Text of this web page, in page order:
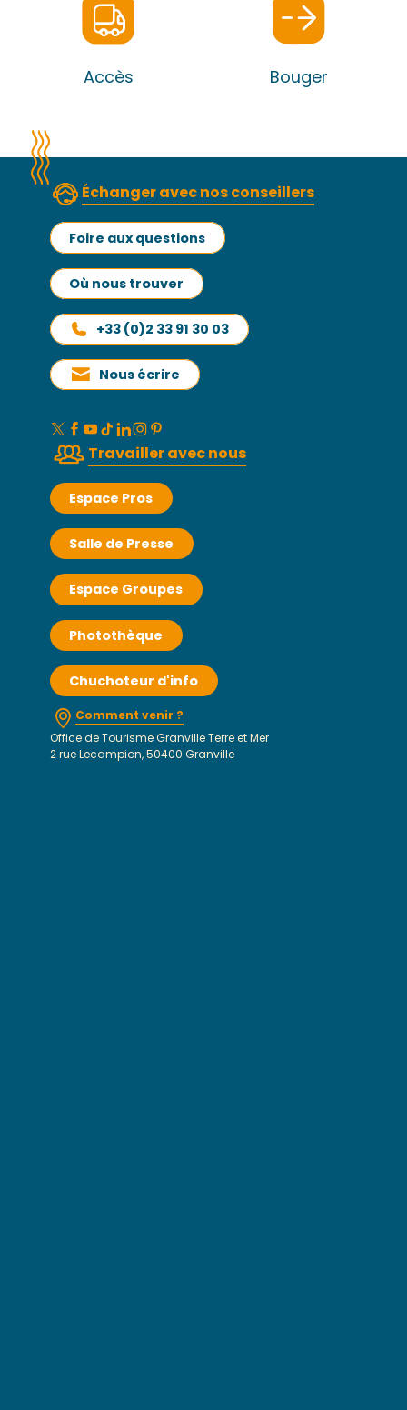
Accès Bouger
Échanger avec nos conseillers
Foire aux questions
Où nous trouver
+33 (0)2 33 91 30 03
Nous écrire
Travailler avec nous
Espace Pros
Salle de Presse
Espace Groupes
Photothèque
Chuchoteur d'info
Comment venir ?
Office de Tourisme Granville Terre et Mer
2 rue Lecampion, 50400 Granville